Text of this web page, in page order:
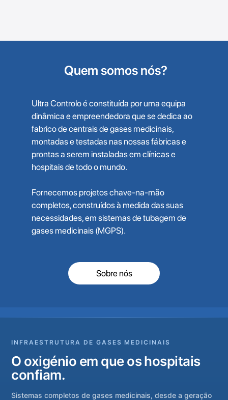
Quem somos nós?
Ultra Controlo é constituída por uma equipa
dinâmica e empreendedora que se dedica ao
fabrico de centrais de gases medicinais,
montadas e testadas nas nossas fábricas e
prontas a serem instaladas em clínicas e
hospitais de todo o mundo.
Fornecemos projetos chave-na-mão
completos, construídos à medida das suas
necessidades, em sistemas de tubagem de
gases medicinais (MGPS).
Sobre nós
INFRAESTRUTURA DE GASES MEDICINAIS
O oxigénio em que os hospitais
confiam.
Sistemas completos de gases medicinais, desde a geração